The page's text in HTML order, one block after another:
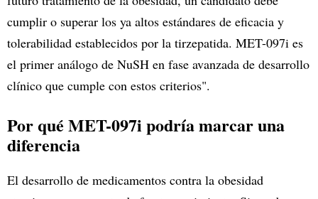
cumplir o superar los ya altos estándares de eficacia y
tolerabilidad establecidos por la tirzepatida. MET-097i es
el primer análogo de NuSH en fase avanzada de desarrollo
clínico que cumple con estos criterios".
Por qué MET-097i podría marcar una
diferencia
El desarrollo de medicamentos contra la obesidad